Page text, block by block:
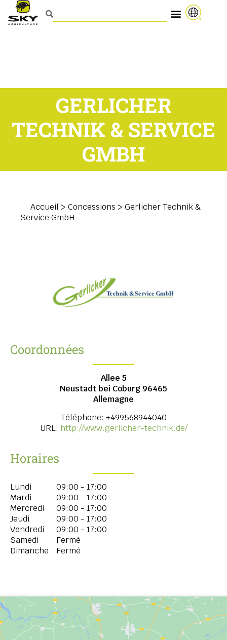
GERLICHER
TECHNIK & SERVICE
GMBH
Accueil > Concessions > Gerlicher Technik &
Service GmbH
Coordonnées
Allee 5
Neustadt bei Coburg 96465
Allemagne
Téléphone: +499568944040
URL: http://www.gerlicher-technik.de/
Horaires
Lundi
09:00 - 17:00
Mardi
09:00 - 17:00
Mercredi
09:00 - 17:00
Jeudi
09:00 - 17:00
Vendredi
09:00 - 17:00
Samedi
Fermé
Dimanche
Fermé